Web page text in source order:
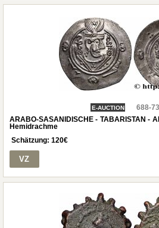
E-AUCTION
688-
ARABO-SASANIDISCHE - TABARISTAN -
Hemidrachme
Schätzung: 120€
VZ